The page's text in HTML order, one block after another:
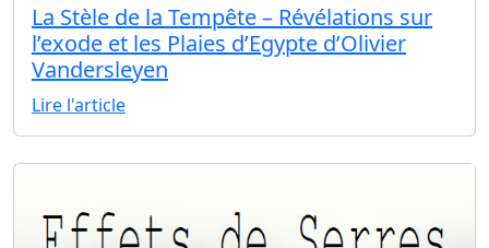
La Stèle de la Tempête – Révélations sur
l’exode et les Plaies d’Egypte d’Olivier
Vandersleyen
Lire l'article